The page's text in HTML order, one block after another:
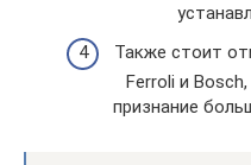
Также стоит
Ferroli и
признание